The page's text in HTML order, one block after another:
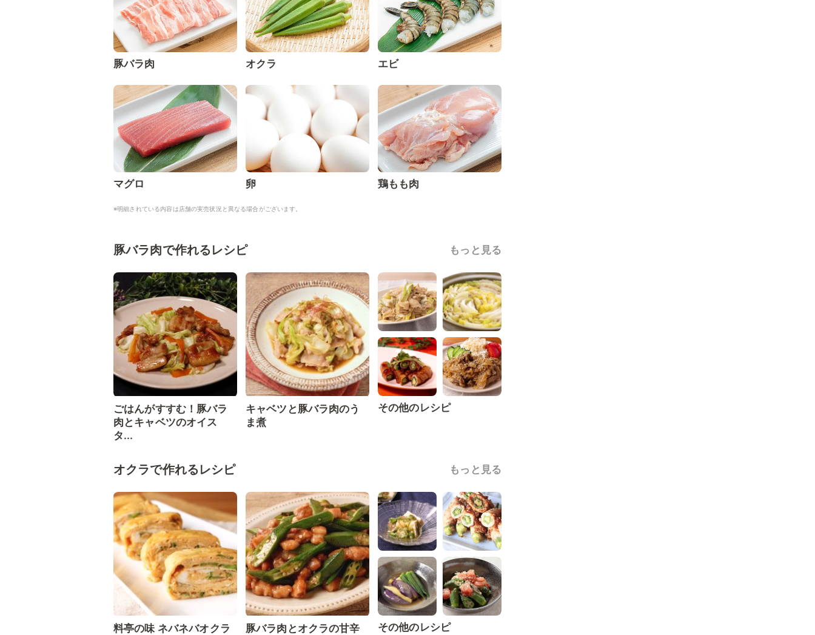
豚バラ肉 オクラ エビ
マグロ 卵 鶏もも肉
※明細されている内容は店舗の実売状況と異なる場合がございます。
豚バラ肉で作れるレシピ もっと見る
ごはんがすすむ！豚バラ
肉とキャベツのオイス
タ...
キャベツと豚バラ肉のう
ま煮
その他のレシピ
オクラで作れるレシピ もっと見る
料亭の味 ネバネバオクラ
豚バラ肉とオクラの甘辛
その他のレシピ